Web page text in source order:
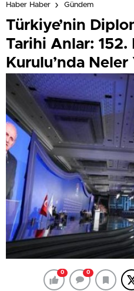
Haber Haber Gündem
Türkiye’nin
Tarihi Anlar: 152.
Kurulu’nda Neler
0 0